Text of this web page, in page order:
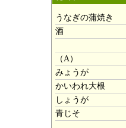
うなぎの蒲焼き
酒
（A）
みょうが
かいわれ大根
しょうが
青じそ